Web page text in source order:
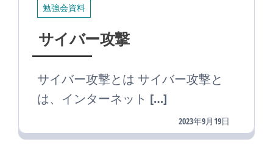
勉強会資料
サイバー攻撃
サイバー攻撃とは サイバー攻撃と
は、インターネット […]
2023年9月19日